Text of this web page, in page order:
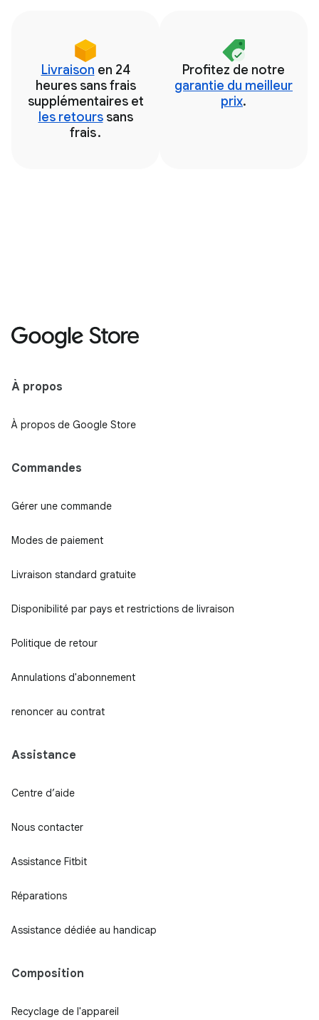
Livraison en 24
heures sans frais
supplémentaires et
les retourssans
frais.
Profitez de notre
garantie du meilleur
prix.
À propos
À propos de Google Store
Commandes
Gérer une commande
Modes de paiement
Livraison standard gratuite
Disponibilité par pays et restrictions de livraison
Politique de retour
Annulations d'abonnement
renoncer au contrat
Assistance
Centre d’aide
Nous contacter
Assistance Fitbit
Réparations
Assistance dédiée au handicap
Composition
Recyclage de l'appareil